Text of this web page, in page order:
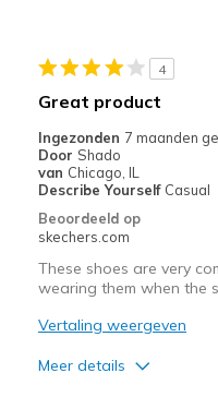
Minpunten
Too wide and bubbly
Beste toepassingen
Casual Wear
Width
View On Shoes
I'm
4
Great product
Ingezonden 7 maanden
Door Shado
van Chicago, IL
Describe Yourself Casual
Beoordeeld op
skechers.com
These shoes are very
wearing them when the
Vertaling weergeven
Meer details